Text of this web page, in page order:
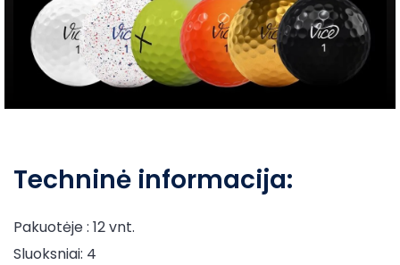
Techninė informacija:
Pakuotėje : 12 vnt.
Sluoksniai: 4